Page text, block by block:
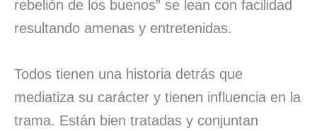
rebelión de los buenos” se lean con facilidad
resultando amenas y entretenidas.
Todos tienen una historia detrás que
mediatiza su carácter y tienen influencia en la
trama. Están bien tratadas y conjuntan